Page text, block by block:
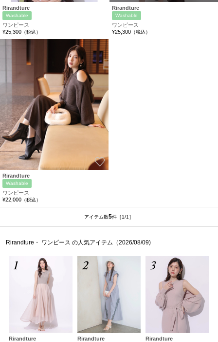
Rirandture
Washable
ワンピース
¥25,300 （税込）
Rirandture
Washable
ワンピース
¥25,300 （税込）
お気に入り
Rirandture
Washable
ワンピース
¥22,000 （税込）
アイテム数5件 ［1/1］
Rirandture・ ワンピース の人気アイテム（2026/08/09)
1
Rirandture
2
Rirandture
3
Rirandture